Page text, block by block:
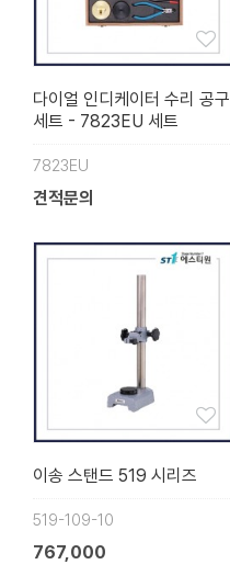
다이얼 인디케이터 수리 공구
세트 - 7823EU 세트
7823EU
견적문의
이송 스탠드 519 시리즈
519-109-10
767,000